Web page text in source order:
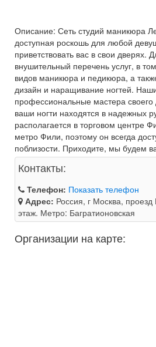
Описание: Сеть студий маникюра
доступная роскошь для любой
приветствовать вас в свои дверях.
внушительный перечень услуг, в
видов маникюра и педикюра, а
дизайн и наращивание ногтей.
профессиональные мастера
ваши ногти находятся в надежных
располагается в торговом центре
метро Фили, поэтому он всегда
поблизости. Приходите, мы будем
Контакты:
Телефон: Показать телефон
Адрес: Россия, г Москва, проезд
этаж. Метро: Багратионовская
Организации на карте: